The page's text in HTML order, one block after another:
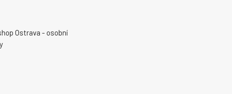
Ostrava - osobní